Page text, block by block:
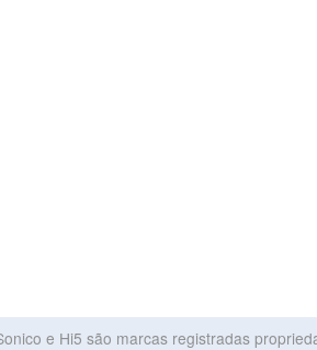
e Hi5 são marcas registradas